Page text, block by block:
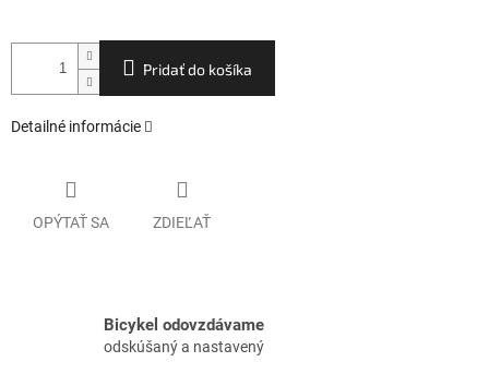
Pridať do košíka
Detailné informácie
OPÝTAŤ SA ZDIEĽAŤ
Bicykel odovzdávame
odskúšaný a nastavený